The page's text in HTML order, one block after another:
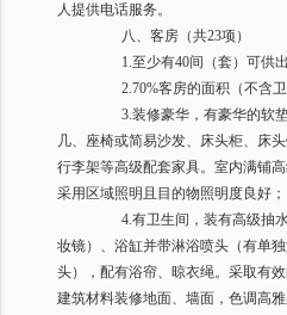
人提供电话服务。
八、客房（共23项）
1.至少有40间（套）可供
2.70%客房的面积（不含
3.装修豪华，有豪华的软
几、座椅或简易沙发、床头柜、床
行李架等高级配套家具。室内满铺
采用区域照明且目的物照明度良好；
4.有卫生间，装有高级抽
妆镜）、浴缸并带淋浴喷头（有单
头），配有浴帘、晾衣绳。采取有
建筑材料装修地面、墙面，色调高